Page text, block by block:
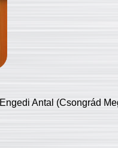
Engedi Antal (Csongrád